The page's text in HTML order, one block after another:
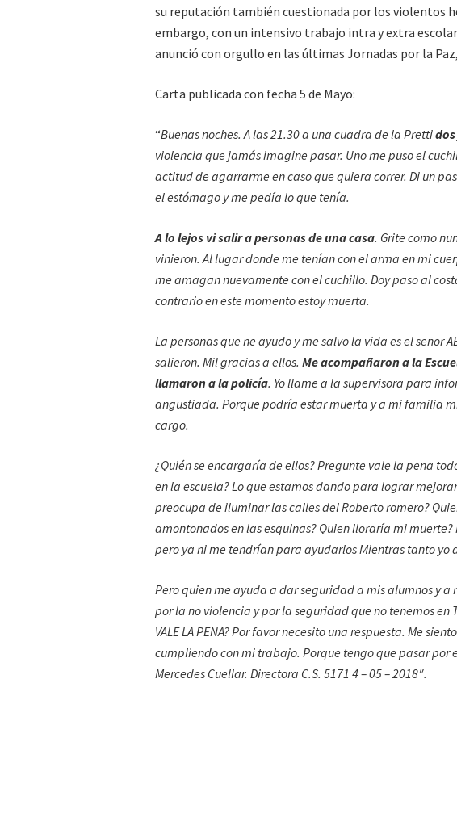
su reputación también cuestionada por los violentos
embargo, con un intensivo trabajo intra y extra
anunció con orgullo en las últimas Jornadas por la
Carta publicada con fecha 5 de Mayo:
“Buenas noches. A las 21.30 a una cuadra de la Pretti
violencia que jamás imagine pasar. Uno me puso el
actitud de agarrarme en caso que quiera correr. Di un
el estómago y me pedía lo que tenía.
A lo lejos vi salir a personas de una casa. Grite como
vinieron. Al lugar donde me tenían con el arma en mi
me amagan nuevamente con el cuchillo. Doy paso al
contrario en este momento estoy muerta.
La personas que ne ayudo y me salvo la vida es el señor
salieron. Mil gracias a ellos. Me acompañaron a la
llamaron a la policía. Yo llame a la supervisora para
angustiada. Porque podría estar muerta y a mi familia
cargo.
¿Quién se encargaría de ellos? Pregunte vale la pena
en la escuela? Lo que estamos dando para lograr
preocupa de iluminar las calles del Roberto romero?
amontonados en las esquinas? Quien lloraría mi
pero ya ni me tendrían para ayudarlos Mientras tanto yo
Pero quien me ayuda a dar seguridad a mis alumnos y a
por la no violencia y por la seguridad que no tenemos en
VALE LA PENA? Por favor necesito una respuesta. Me
cumpliendo con mi trabajo. Porque tengo que pasar por
Mercedes Cuellar. Directora C.S. 5171 4 – 05 – 2018″.